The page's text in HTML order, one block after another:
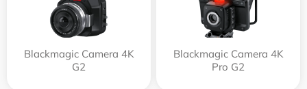
Blackmagic Camera 4K
G2
Blackmagic Camera 4K
Pro G2